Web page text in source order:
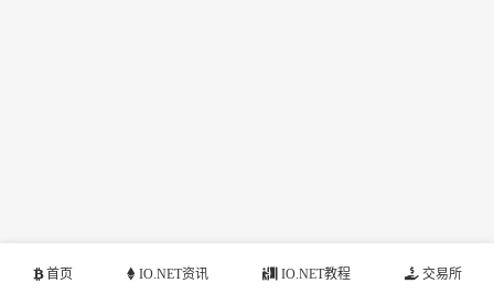
首页 IO.NET资讯 IO.NET教程 交易所